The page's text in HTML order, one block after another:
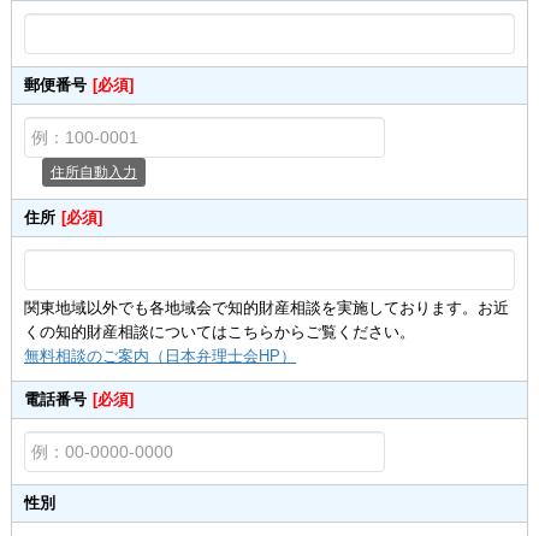
郵便番号 [必須]
住所自動入力
住所 [必須]
関東地域以外でも各地域会で知的財産相談を実施しております。お近
くの知的財産相談についてはこちらからご覧ください。
無料相談のご案内（日本弁理士会HP）
電話番号 [必須]
性別